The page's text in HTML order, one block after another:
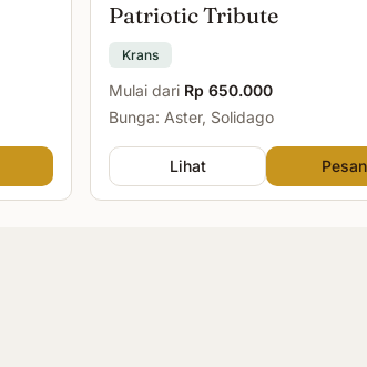
Patriotic Tribute
Krans
Mulai dari Rp 650.000
Bunga: Aster, Solidago
Lihat Pesan